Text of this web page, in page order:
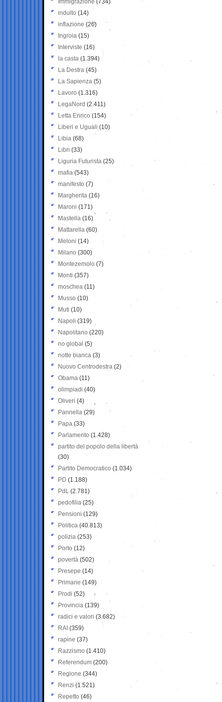
Immigrazione (734)
indulto (14)
inflazione (26)
Ingroia (15)
Interviste (16)
la casta (1.394)
La Destra (45)
La Sapienza (5)
Lavoro (1.316)
LegaNord (2.411)
Letta Enrico (154)
Liberi e Uguali (10)
Libia (68)
Libri (33)
Liguria Futurista (25)
mafia (543)
manifesto (7)
Margherita (16)
Maroni (171)
Mastella (16)
Mattarella (60)
Meloni (14)
Milano (300)
Montezemolo (7)
Monti (357)
moschea (11)
Musso (10)
Muti (10)
Napoli (319)
Napolitano (220)
no global (5)
notte bianca (3)
Nuovo Centrodestra (2)
Obama (11)
olimpiadi (40)
Oliveri (4)
Pannella (29)
Papa (33)
Parlamento (1.428)
partito del popolo della libertà
(30)
Partito Democratico (1.034)
PD (1.188)
PdL (2.781)
pedofilia (25)
Pensioni (129)
Politica (40.813)
polizia (253)
Porto (12)
povertà (502)
Presepe (14)
Primarie (149)
Prodi (52)
Provincia (139)
radici e valori (3.682)
RAI (359)
rapine (37)
Razzismo (1.410)
Referendum (200)
Regione (344)
Renzi (1.521)
Repetto (46)